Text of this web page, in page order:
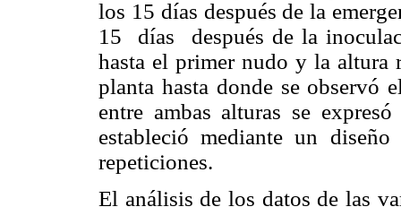
los 15 días después de la
15 días después de la
hasta el primer nudo y la altura
planta hasta donde se observó
entre ambas alturas se
estableció mediante un
repeticiones.
El análisis de los datos de las